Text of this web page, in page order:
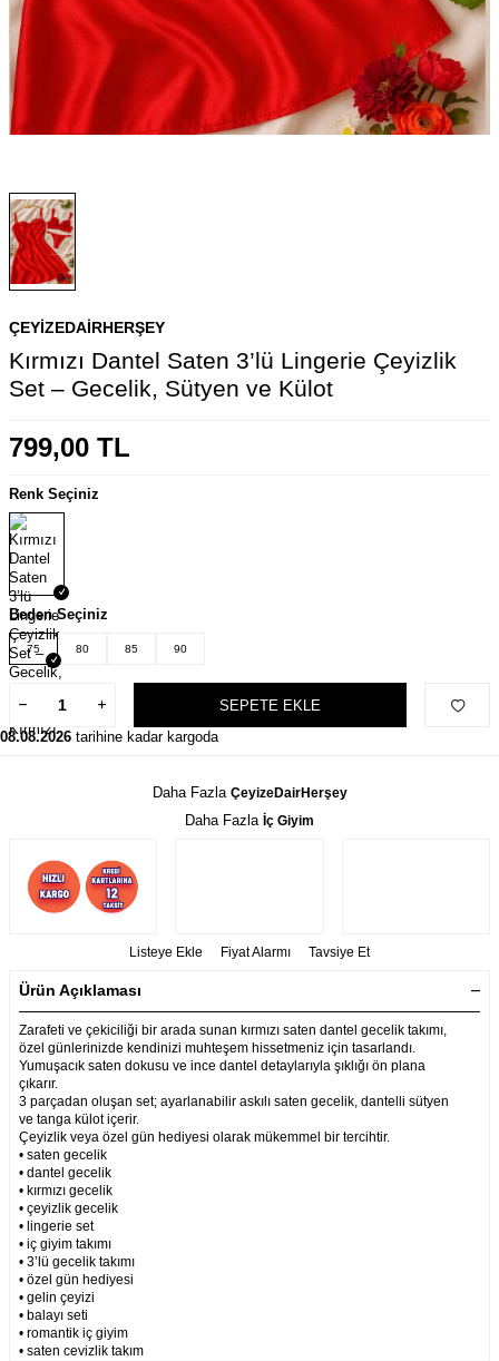
ÇEYIZEDAIRHERŞEY
Kırmızı Dantel Saten 3’lü Lingerie Çeyizlik
Set – Gecelik, Sütyen ve Külot
799,00 TL
Renk Seçiniz
Beden Seçiniz
75 80 85 90
SEPETE EKLE
08.08.2026 tarihine kadar kargoda
Daha Fazla ÇeyizeDairHerşey
Daha Fazla İç Giyim
Listeye Ekle Fiyat Alarmı Tavsiye Et
Ürün Açıklaması
Zarafeti ve çekiciliği bir arada sunan kırmızı saten dantel gecelik takımı,
özel günlerinizde kendinizi muhteşem hissetmeniz için tasarlandı.
Yumuşacık saten dokusu ve ince dantel detaylarıyla şıklığı ön plana
çıkarır.
3 parçadan oluşan set; ayarlanabilir askılı saten gecelik, dantelli sütyen
ve tanga külot içerir.
Çeyizlik veya özel gün hediyesi olarak mükemmel bir tercihtir.
• saten gecelik
• dantel gecelik
• kırmızı gecelik
• çeyizlik gecelik
• lingerie set
• iç giyim takımı
• 3’lü gecelik takımı
• özel gün hediyesi
• gelin çeyizi
• balayı seti
• romantik iç giyim
• saten çeyizlik takım